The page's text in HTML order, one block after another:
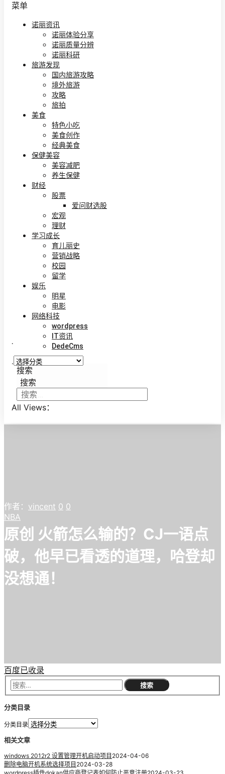
菜单
诺丽资讯
诺丽体验分享
诺丽质量分辨
诺丽科研
旅游发现
国内旅游攻略
境外旅游
攻略
旅拍
美食
特色小吃
美食创作
经典美食
保健美容
美容减肥
养生保健
财经
股票
爱问财选股
宏观
理财
学习成长
育儿丽史
营销战略
校园
留学
娱乐
明星
电影
网络科技
wordpress
IT资讯
DedeCms
.
.
搜索
搜索
All Views：
作者： vincent 0 0
NBA
原创 火箭怎么输的？CJ一语点
破，他早已看透的道理，哈登却
没想通！
百度已收录
分类目录
分类目录
相关文章
windows 2012r2 设置管理开机启动项目 2024-04-06
删除电脑开机系统选择项目 2024-03-28